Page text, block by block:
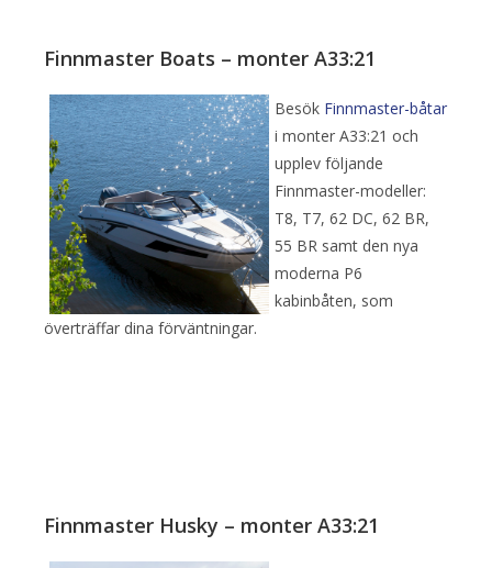
Finnmaster Boats – monter A33:21
Besök Finnmaster-båtar
i monter A33:21 och
upplev följande
Finnmaster-modeller:
T8, T7, 62 DC, 62 BR,
55 BR samt den nya
moderna P6
kabinbåten, som
överträffar dina förväntningar.
Finnmaster Husky – monter A33:21